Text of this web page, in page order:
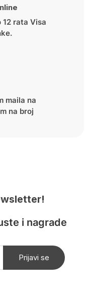
rata Visa
maila na
na broj
i nagrade
Prijavi se